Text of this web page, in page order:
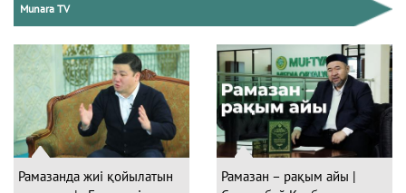
Munara TV
Рамазанда жиі қойылатын
Рамазан – рақым айы |